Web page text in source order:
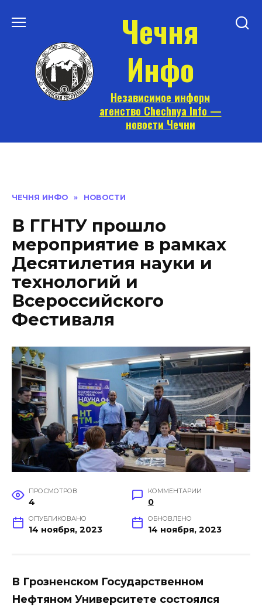
Чечня
Инфо
Независимое информ
агенство Chechnya Info —
новости Чечни
ЧЕЧНЯ ИНФО » НОВОСТИ
В ГГНТУ прошло
мероприятие в рамках
Десятилетия науки и
технологий и
Всероссийского
Фестиваля
ПРОСМОТРОВ
4
КОММЕНТАРИИ
0
ОПУБЛИКОВАНО
14 ноября, 2023
ОБНОВЛЕНО
14 ноября, 2023
В Грозненском Государственном
Нефтяном Университете состоялся